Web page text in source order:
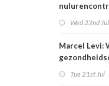
Wed 22nd Jul
Marcel Levi:
Tue 21st Jul